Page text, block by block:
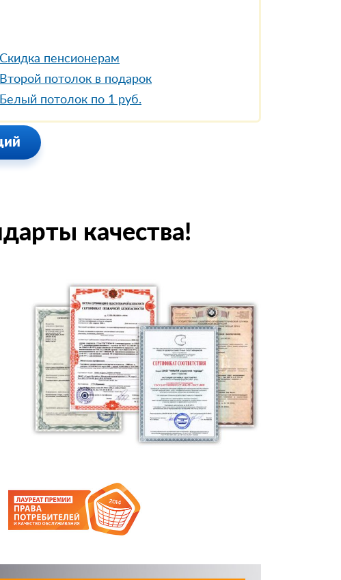
Cкидка пенсионерам
Второй потолок в подарок
Белый потолок по 1 руб.
качества!